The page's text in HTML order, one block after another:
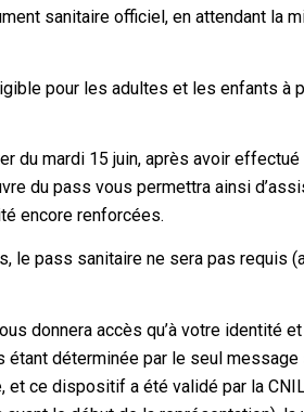
sanitaire officiel, en attendant la
pour les adultes et les enfants à
du mardi 15 juin, après avoir
du pass vous permettra ainsi
encore renforcées.
le pass sanitaire ne sera pas requis
donnera accès qu’à votre identité
déterminée par le seul message
et ce dispositif a été validé par la